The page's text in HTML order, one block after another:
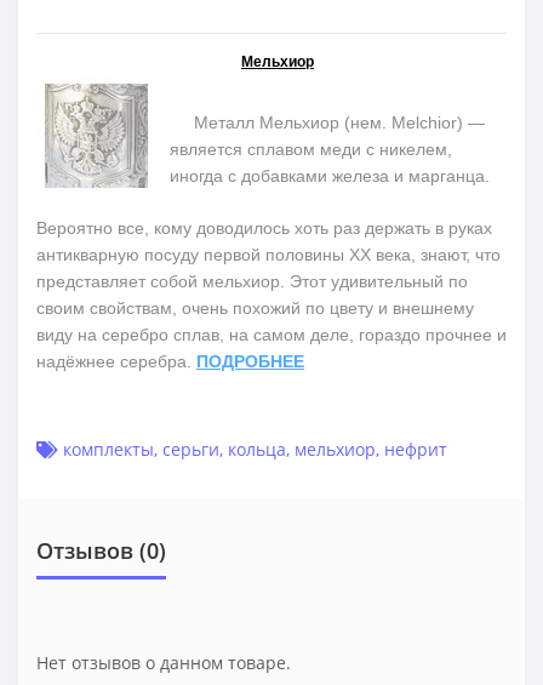
Мельхиор
Металл Мельхиор (нем. Melchior) —
является сплавом меди с никелем,
иногда с добавками железа и марганца.
Вероятно все, кому доводилось хоть раз держать в руках
антикварную посуду первой половины ХХ века, знают, что
представляет собой мельхиор. Этот удивительный по
своим свойствам, очень похожий по цвету и внешнему
виду на серебро сплав, на самом деле, гораздо прочнее и
надёжнее серебра. ПОДРОБНЕЕ
комплекты, серьги, кольца, мельхиор, нефрит
Отзывов (0)
Нет отзывов о данном товаре.